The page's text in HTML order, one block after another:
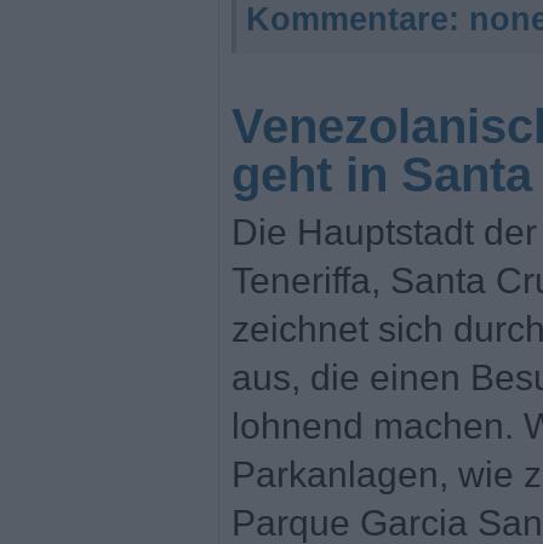
Kommentare:
geht in
Die Hauptstadt
Teneriffa, Santa
zeichnet sich
aus, die einen
lohnend machen.
Parkanlagen, wie
Parque Garcia